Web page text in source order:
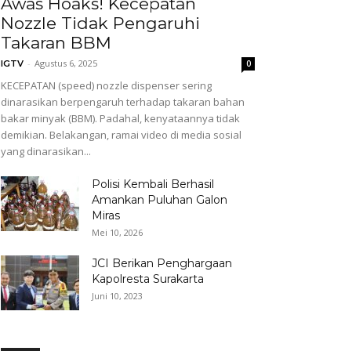
Nozzle Tidak Pengaruhi
Takaran BBM
IGTV - Agustus 6, 2025 0
KECEPATAN (speed) nozzle dispenser sering
dinarasikan berpengaruh terhadap takaran bahan
bakar minyak (BBM). Padahal, kenyataannya tidak
demikian. Belakangan, ramai video di media sosial
yang dinarasikan...
Polisi Kembali Berhasil
Amankan Puluhan Galon
Miras
Mei 10, 2026
JCI Berikan Penghargaan
Kapolresta Surakarta
Juni 10, 2023